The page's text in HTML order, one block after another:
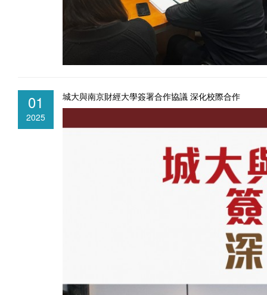
01
2025
城大與南京財經大學簽署合作協議 深化校際合作